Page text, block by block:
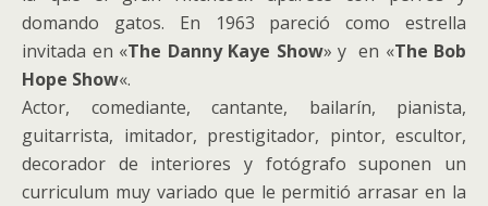
domando gatos. En 1963 pareció como estrella
invitada en «The Danny Kaye Show» y en «The Bob
Hope Show«.
Actor, comediante, cantante, bailarín, pianista,
guitarrista, imitador, prestigitador, pintor, escultor,
decorador de interiores y fotógrafo suponen un
curriculum muy variado que le permitió arrasar en la